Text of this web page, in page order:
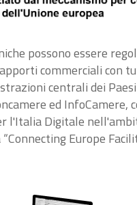
possono essere
commerciali con
centrali dei
ed InfoCamere,
l'Italia Digitale
Europe